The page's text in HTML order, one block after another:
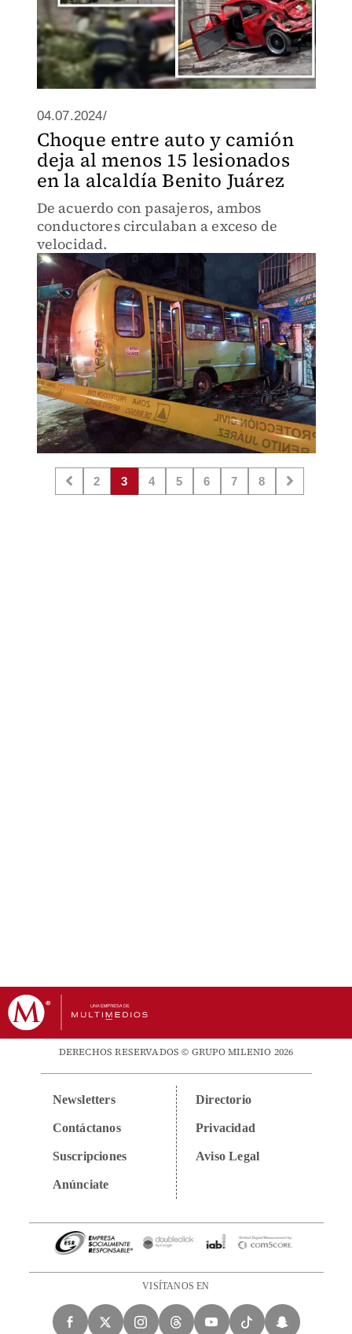
04.07.2024/
Choque entre auto y camión
deja al menos 15 lesionados
en la alcaldía Benito Juárez
De acuerdo con pasajeros, ambos
conductores circulaban a exceso de
velocidad.
2 3 4 5 6 7 8
DERECHOS RESERVADOS © GRUPO MILENIO 2026
Newsletters
Contáctanos
Suscripciones
Anúnciate
Directorio
Privacidad
Aviso Legal
VISÍTANOS EN